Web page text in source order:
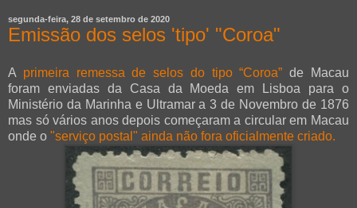
segunda-feira, 28 de setembro de 2020
Emissão dos selos 'tipo' "Coroa"
A primeira remessa de selos do tipo “Coroa” de Macau
foram enviadas da Casa da Moeda em Lisboa para o
Ministério da Marinha e Ultramar a 3 de Novembro de 1876
mas só vários anos depois começaram a circular em Macau
onde o "serviço postal" ainda não fora oficialmente criado.